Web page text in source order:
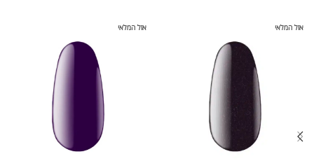
אזל המלאי אזל המלאי